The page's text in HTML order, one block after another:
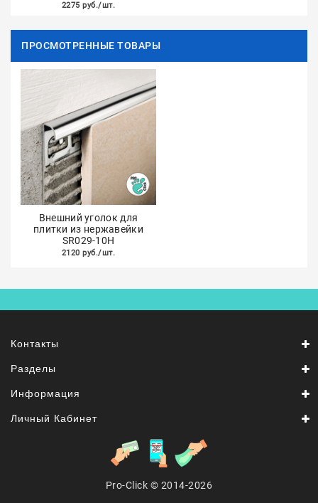
2275 руб./шт.
ПРОСМОТРЕННЫЕ ТОВАРЫ
Внешний уголок для
плитки из нержавейки
SR029-10H
2120 руб./шт.
Контакты
Разделы
Информация
Личный Кабинет
Pro-Click © 2014-2026